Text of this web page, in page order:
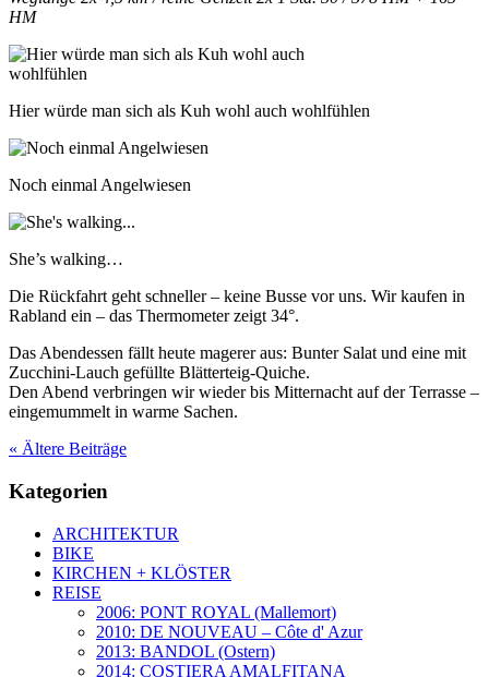
HM
Hier würde man sich als Kuh wohl auch wohlfühlen
Noch einmal Angelwiesen
She’s walking…
Die Rückfahrt geht schneller – keine Busse vor uns. Wir kaufen in
Rabland ein – das Thermometer zeigt 34°.
Das Abendessen fällt heute magerer aus: Bunter Salat und eine mit
Zucchini-Lauch gefüllte Blätterteig-Quiche.
Den Abend verbringen wir wieder bis Mitternacht auf der Terrasse –
eingemummelt in warme Sachen.
« Ältere Beiträge
Kategorien
ARCHITEKTUR
BIKE
KIRCHEN + KLÖSTER
REISE
2006: PONT ROYAL (Mallemort)
2010: DE NOUVEAU – Côte d' Azur
2013: BANDOL (Ostern)
2014: COSTIERA AMALFITANA